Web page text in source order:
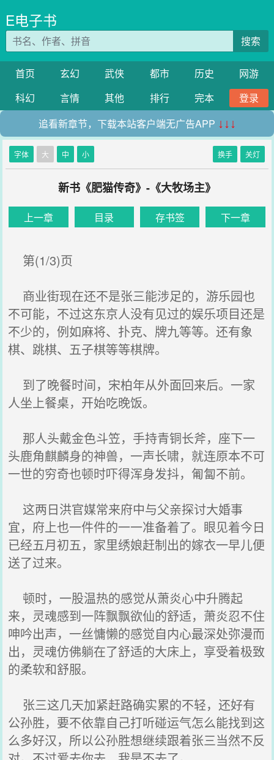
E电子书
搜索
首页 玄幻 武侠 都市 历史
网游
科幻
言情 其他 排行 完本
登录
追看新章节，下载本站客户端无广告APP ↓↓↓
字体 大 中 小 换手 关灯
新书《肥猫传奇》-《大牧场主》
上一章 目录 存书签 下一章
第(1/3)页
商业街现在还不是张三能涉足的，游乐园也
不可能，不过这东京人没有见过的娱乐项目还是
不少的，例如麻将、扑克、牌九等等。还有象
棋、跳棋、五子棋等等棋牌。
到了晚餐时间，宋柏年从外面回来后。一家
人坐上餐桌，开始吃晚饭。
那人头戴金色斗笠，手持青铜长斧，座下一
头鹿角麒麟身的神兽，一声长啸，就连原本不可
一世的穷奇也顿时吓得浑身发抖，匍匐不前。
这两日洪官媒常来府中与父亲探讨大婚事
宜，府上也一件件的一一准备着了。眼见着今日
已经五月初五，家里绣娘赶制出的嫁衣一早儿便
送了过来。
顿时，一股温热的感觉从萧炎心中升腾起
来，灵魂感到一阵飘飘欲仙的舒适，萧炎忍不住
呻吟出声，一丝慵懒的感觉自内心最深处弥漫而
出，灵魂仿佛躺在了舒适的大床上，享受着极致
的柔软和舒服。
张三这几天加紧赶路确实累的不轻，还好有
公孙胜，要不依靠自己打听碰运气怎么能找到这
么多好汉，所以公孙胜想继续跟着张三当然不反